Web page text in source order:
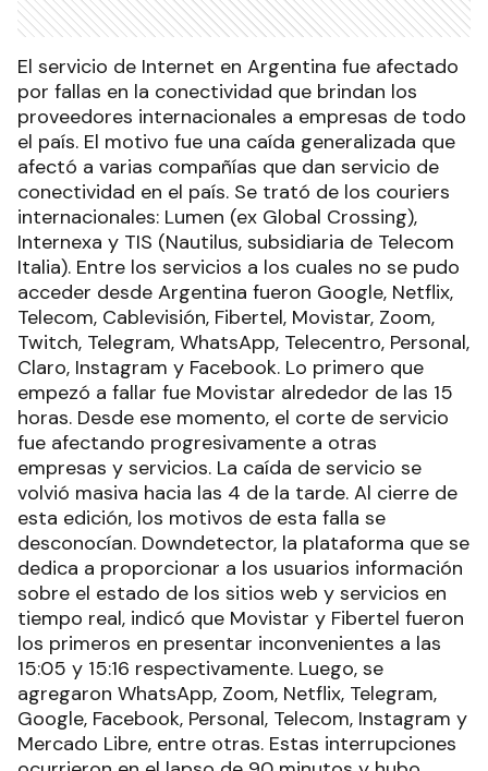
El servicio de Internet en Argentina fue afectado
por fallas en la conectividad que brindan los
proveedores internacionales a empresas de todo
el país. El motivo fue una caída generalizada que
afectó a varias compañías que dan servicio de
conectividad en el país. Se trató de los couriers
internacionales: Lumen (ex Global Crossing),
Internexa y TIS (Nautilus, subsidiaria de Telecom
Italia). Entre los servicios a los cuales no se pudo
acceder desde Argentina fueron Google, Netflix,
Telecom, Cablevisión, Fibertel, Movistar, Zoom,
Twitch, Telegram, WhatsApp, Telecentro, Personal,
Claro, Instagram y Facebook. Lo primero que
empezó a fallar fue Movistar alrededor de las 15
horas. Desde ese momento, el corte de servicio
fue afectando progresivamente a otras
empresas y servicios. La caída de servicio se
volvió masiva hacia las 4 de la tarde. Al cierre de
esta edición, los motivos de esta falla se
desconocían. Downdetector, la plataforma que se
dedica a proporcionar a los usuarios información
sobre el estado de los sitios web y servicios en
tiempo real, indicó que Movistar y Fibertel fueron
los primeros en presentar inconvenientes a las
15:05 y 15:16 respectivamente. Luego, se
agregaron WhatsApp, Zoom, Netflix, Telegram,
Google, Facebook, Personal, Telecom, Instagram y
Mercado Libre, entre otras. Estas interrupciones